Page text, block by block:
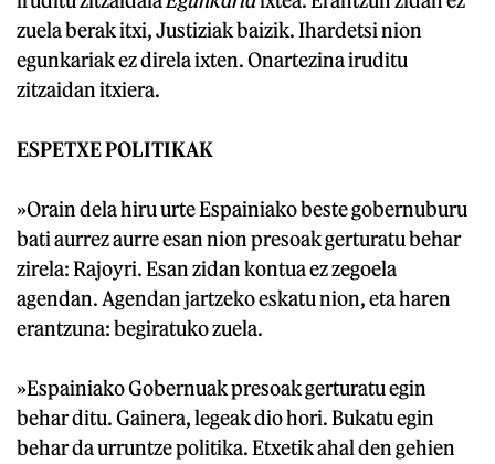
zuela berak itxi, Justiziak baizik. Ihardetsi nion
egunkariak ez direla ixten. Onartezina iruditu
zitzaidan itxiera.
ESPETXE POLITIKAK
»Orain dela hiru urte Espainiako beste gobernuburu
bati aurrez aurre esan nion presoak gerturatu behar
zirela: Rajoyri. Esan zidan kontua ez zegoela
agendan. Agendan jartzeko eskatu nion, eta haren
erantzuna: begiratuko zuela.
»Espainiako Gobernuak presoak gerturatu egin
behar ditu. Gainera, legeak dio hori. Bukatu egin
behar da urruntze politika. Etxetik ahal den gehien